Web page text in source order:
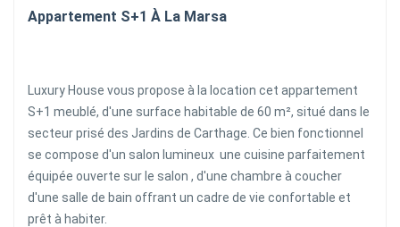
Appartement S+1 À La Marsa
Luxury House vous propose à la location cet appartement
S+1 meublé, d'une surface habitable de 60 m², situé dans le
secteur prisé des Jardins de Carthage. Ce bien fonctionnel
se compose d'un salon lumineux une cuisine parfaitement
équipée ouverte sur le salon , d'une chambre à coucher
d'une salle de bain offrant un cadre de vie confortable et
prêt à habiter.